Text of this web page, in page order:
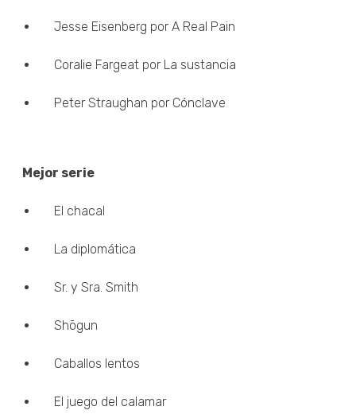
Jesse Eisenberg por A Real Pain
Coralie Fargeat por La sustancia
Peter Straughan por Cónclave
Mejor serie
El chacal
La diplomática
Sr. y Sra. Smith
Shōgun
Caballos lentos
El juego del calamar